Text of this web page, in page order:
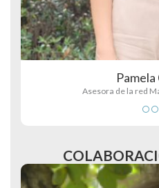
Asesora de la red